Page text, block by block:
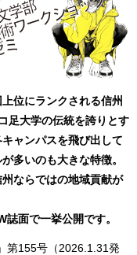
位にランクされる信州
足大学の伝統を誇りとす
ャンパスを飛び出して
多いのも大きな特徴。
ならではの地域貢献が
誌面で一挙公開です。
第155号（2026.1.31発